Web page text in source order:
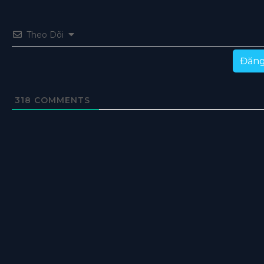
Theo Dõi
318 COMMENTS